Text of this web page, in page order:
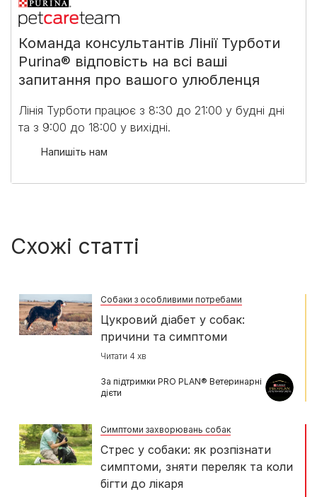
Команда консультантів Лінії Турботи
Purina® відповість на всі ваші
запитання про вашого улюбленця
Лінія Турботи працює з 8:30 до 21:00 у будні дні
та з 9:00 до 18:00 у вихідні.​
Напишіть нам
Схожі статті
Собаки з особливими потребами
Цукровий діабет у собак:
причини та симптоми
Читати 4 хв
За підтримки PRO PLAN® Ветеринарні
дієти
Симптоми захворювань собак
Стрес у собаки: як розпізнати
симптоми, зняти переляк та коли
бігти до лікаря